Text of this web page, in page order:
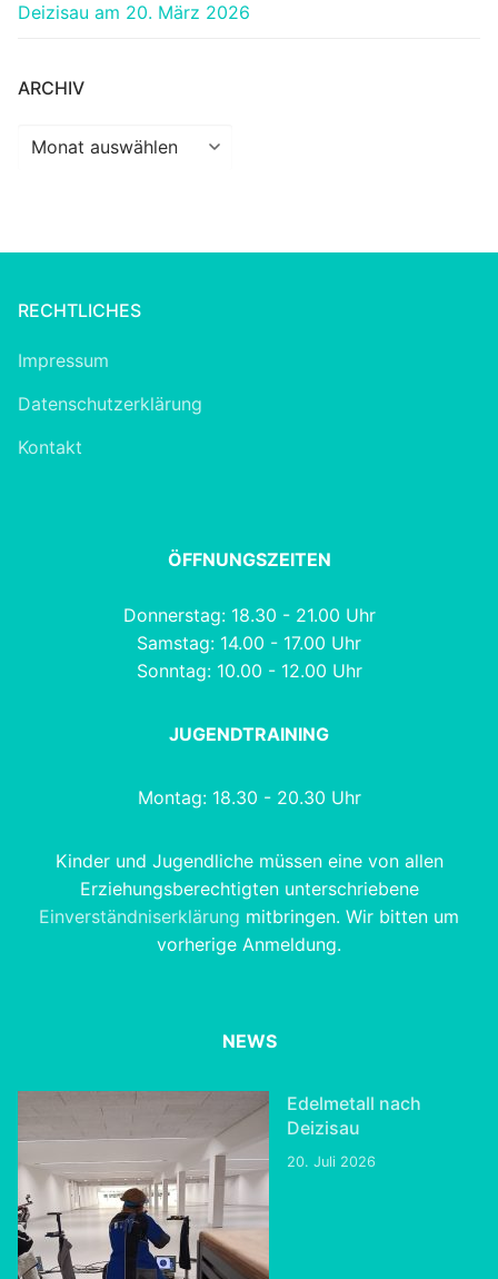
Deizisau am 20. März 2026
ARCHIV
Archiv
RECHTLICHES
Impressum
Datenschutzerklärung
Kontakt
ÖFFNUNGSZEITEN
Donnerstag: 18.30 - 21.00 Uhr
Samstag: 14.00 - 17.00 Uhr
Sonntag: 10.00 - 12.00 Uhr
JUGENDTRAINING
Montag: 18.30 - 20.30 Uhr
Kinder und Jugendliche müssen eine von allen
Erziehungsberechtigten unterschriebene
Einverständniserklärung mitbringen. Wir bitten um
vorherige Anmeldung.
NEWS
Edelmetall nach
Deizisau
20. Juli 2026